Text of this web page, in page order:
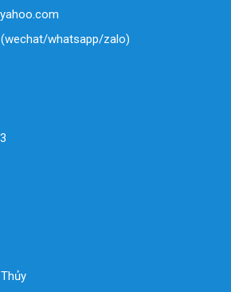
(wechat/whatsapp/zalo)